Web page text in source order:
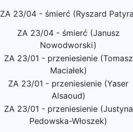
ZA 23/04 - śmierć (Ryszard
ZA 23/04 - śmierć (Janusz
Nowodworski)
ZA 23/01 - przeniesienie (Tomasz
Maciałek)
ZA 23/01 - przeniesienie (Yaser
Alsaoud)
ZA 23/01 - przeniesienie (Justyna
Pedowska-Włoszek)